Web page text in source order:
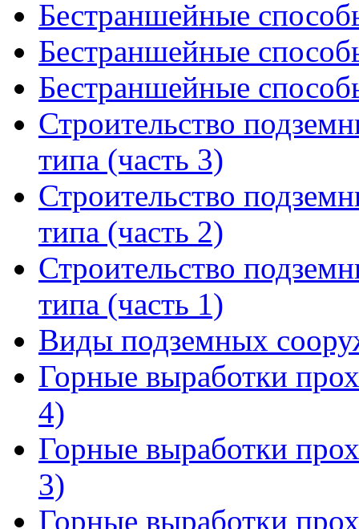
Бестраншейные
Бестраншейные
Бестраншейные
Строительство
типа (часть 3)
Строительство
типа (часть 2)
Строительство
типа (часть 1)
Виды подземных
Горные выработки
4)
Горные выработки
3)
Горные выработки